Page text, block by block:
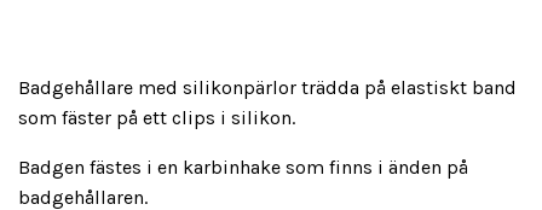
Badgehållare med silikonpärlor trädda på elastiskt band
som fäster på ett clips i silikon.
Badgen fästes i en karbinhake som finns i änden på
badgehållaren.